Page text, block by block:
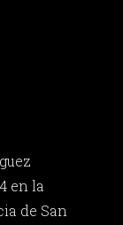
en la
de San